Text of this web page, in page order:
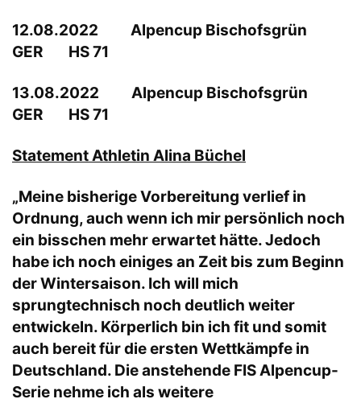
12.08.2022 Alpencup Bischofsgrün
GER HS 71
13.08.2022 Alpencup Bischofsgrün
GER HS 71
Statement Athletin Alina Büchel
„Meine bisherige Vorbereitung verlief in
Ordnung, auch wenn ich mir persönlich noch
ein bisschen mehr erwartet hätte. Jedoch
habe ich noch einiges an Zeit bis zum Beginn
der Wintersaison. Ich will mich
sprungtechnisch noch deutlich weiter
entwickeln. Körperlich bin ich fit und somit
auch bereit für die ersten Wettkämpfe in
Deutschland. Die anstehende FIS Alpencup-
Serie nehme ich als weitere